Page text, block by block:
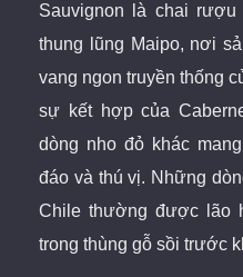
Sauvignon
là chai rượu
thung lũng Maipo, nơi
vang ngon truyền thống
sự kết hợp của
dòng nho đỏ khác
đáo và thú vị. Những
Chile thường được lão
trong thùng gỗ sồi trước